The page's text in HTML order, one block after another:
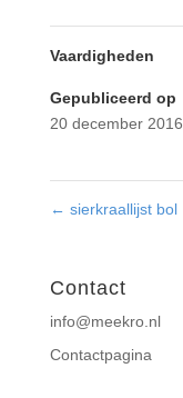
Vaardigheden
Gepubliceerd op
20 december 2016
← sierkraallijst bol
Contact
info@meekro.nl
Contactpagina